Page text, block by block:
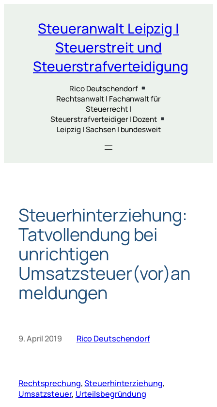
springenSteueranwalt Leipzig |
Steuerstreit und
Steuerstrafverteidigung
Rico Deutschendorf
Rechtsanwalt | Fachanwalt für
Steuerrecht |
Steuerstrafverteidiger | Dozent
Leipzig | Sachsen | bundesweit
Steuerhinterziehung:
Tatvollendung bei
unrichtigen
Umsatzsteuer(vor)an
meldungen
9. April 2019 Rico Deutschendorf
Rechtsprechung, Steuerhinterziehung
Umsatzsteuer, Urteilsbegründung